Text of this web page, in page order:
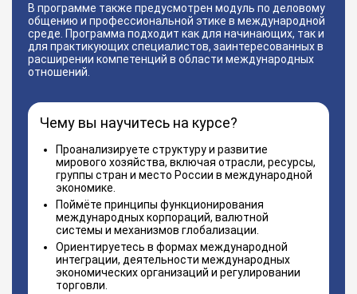
В программе также предусмотрен модуль по деловому
общению и профессиональной этике в международной
среде. Программа подходит как для начинающих, так и
для практикующих специалистов, заинтересованных в
расширении компетенций в области международных
отношений.
Чему вы научитесь на курсе?
Проанализируете структуру и развитие
мирового хозяйства, включая отрасли, ресурсы,
группы стран и место России в международной
экономике.
Поймёте принципы функционирования
международных корпораций, валютной
системы и механизмов глобализации.
Ориентируетесь в формах международной
интеграции, деятельности международных
экономических организаций и регулировании
торговли.